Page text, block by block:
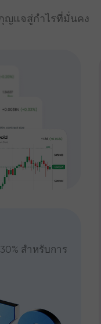
ญแจสู่กำไรที่มั่นคง
สำหรับการ